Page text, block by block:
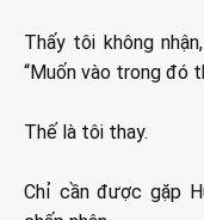
Thấy tôi không
“Muốn vào trong đó
Thế là tôi thay.
Chỉ cần được gặp